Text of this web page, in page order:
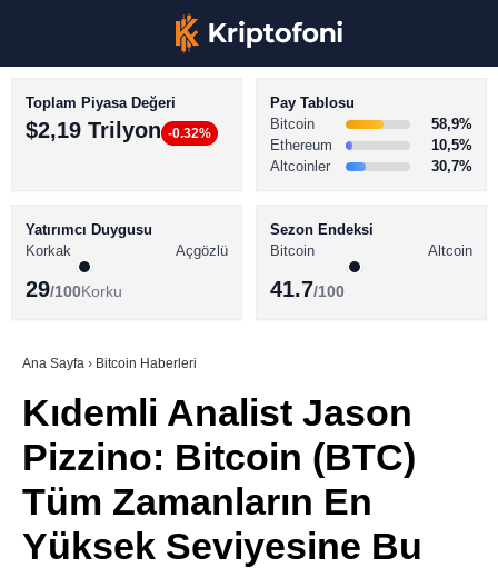
Youtube
TikTok
BİTCOİN HABERLERİ
ALTCOİN HABERLERİ
SÖZLÜK
Toplam Piyasa Değeri
$2,19 Trilyon -0.32%
Pay Tablosu
Bitcoin
58,9%
Ethereum
10,5%
Altcoinler
30,7%
Yatırımcı Duygusu
Korkak
Açgözlü
29/100Korku
Sezon Endeksi
Bitcoin
Altcoin
41.7/100
Ana Sayfa › Bitcoin Haberleri
Kıdemli Analist Jason
Pizzino: Bitcoin (BTC)
Tüm Zamanların En
Yüksek Seviyesine Bu